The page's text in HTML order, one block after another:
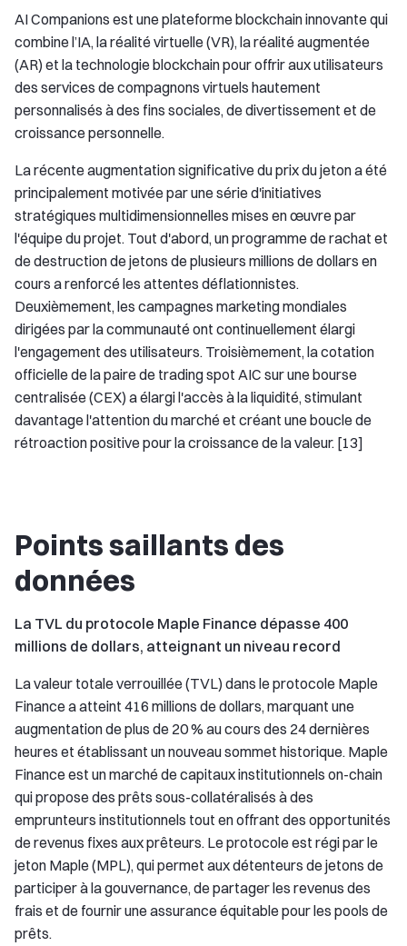
AI Companions est une plateforme blockchain innovante qui
combine l’IA, la réalité virtuelle (VR), la réalité augmentée
(AR) et la technologie blockchain pour offrir aux utilisateurs
des services de compagnons virtuels hautement
personnalisés à des fins sociales, de divertissement et de
croissance personnelle.
La récente augmentation significative du prix du jeton a été
principalement motivée par une série d'initiatives
stratégiques multidimensionnelles mises en œuvre par
l'équipe du projet. Tout d'abord, un programme de rachat et
de destruction de jetons de plusieurs millions de dollars en
cours a renforcé les attentes déflationnistes.
Deuxièmement, les campagnes marketing mondiales
dirigées par la communauté ont continuellement élargi
l'engagement des utilisateurs. Troisièmement, la cotation
officielle de la paire de trading spot AIC sur une bourse
centralisée (CEX) a élargi l'accès à la liquidité, stimulant
davantage l'attention du marché et créant une boucle de
rétroaction positive pour la croissance de la valeur. [13]
Points saillants des
données
La TVL du protocole Maple Finance dépasse 400
millions de dollars, atteignant un niveau record
La valeur totale verrouillée (TVL) dans le protocole Maple
Finance a atteint 416 millions de dollars, marquant une
augmentation de plus de 20 % au cours des 24 dernières
heures et établissant un nouveau sommet historique. Maple
Finance est un marché de capitaux institutionnels on-chain
qui propose des prêts sous-collatéralisés à des
emprunteurs institutionnels tout en offrant des opportunités
de revenus fixes aux prêteurs. Le protocole est régi par le
jeton Maple (MPL), qui permet aux détenteurs de jetons de
participer à la gouvernance, de partager les revenus des
frais et de fournir une assurance équitable pour les pools de
prêts.